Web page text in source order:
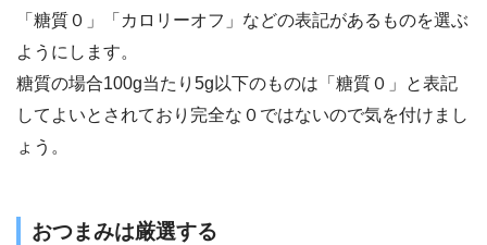
「糖質０」「カロリーオフ」などの表記があるものを選ぶ
ようにします。
糖質の場合100g当たり5g以下のものは「糖質０」と表記
してよいとされており完全な０ではないので気を付けまし
ょう。
おつまみは厳選する